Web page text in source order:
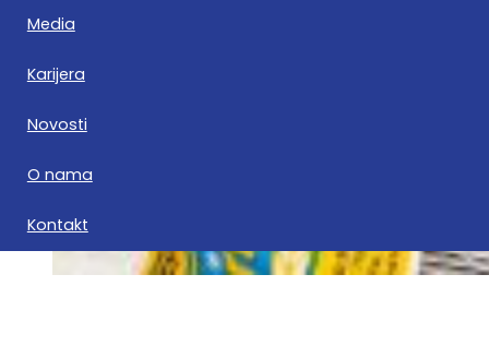
Media
Karijera
Novosti
O nama
Kontakt
Dioničara Sprind d.d. Rajlovac-Sarajevo